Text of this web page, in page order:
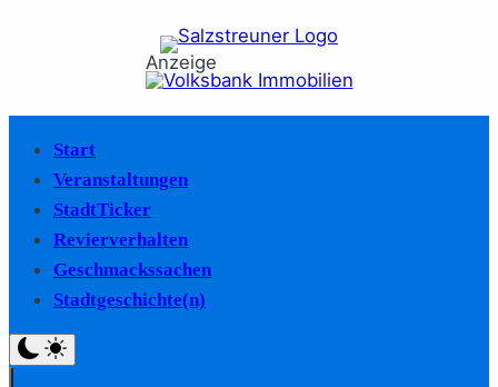
Anzeige
Start
Veranstaltungen
StadtTicker
Revierverhalten
Geschmackssachen
Stadtgeschichte(n)